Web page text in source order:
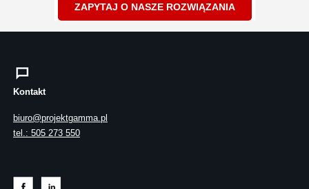
ZAPYTAJ O NASZE ROZWIĄZANIA
Kontakt
biuro@projektgamma.pl
tel.: 505 273 550